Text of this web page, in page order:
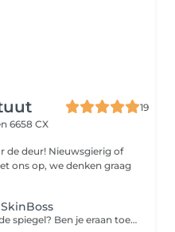
19
6658 CX
of
ons op, we denken graag
Kijk jij regelmatig ontevreden in de spiegel? Ben je eraan toe om een écht verschil te maken, maar zie je door de bomen het bos niet meer? Er is vaak zoveel meer mogelijk dan je denkt! Laat onze huidexperts jouw gids zijn en ervaar de verbluffende mogelijkheden die de nieuwste huidtechnologie vandaag de dag kan bieden.